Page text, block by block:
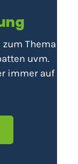
Thema
uvm.
immer auf